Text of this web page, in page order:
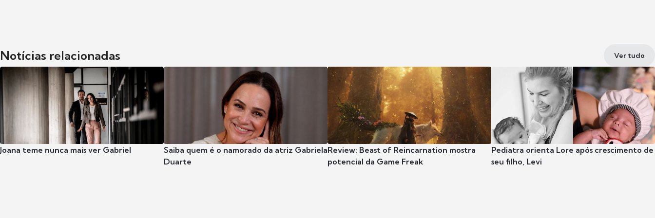
Notícias relacionadas Ver tudo
Joana teme nunca mais ver Gabriel
Saiba quem é o namorado da atriz Gabriela
Duarte
Review: Beast of Reincarnation mostra
potencial da Game Freak
Pediatra orienta Lore após crescimento de
seu filho, Levi